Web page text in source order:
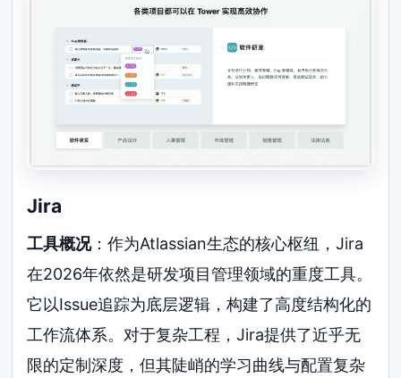
Jira
工具概况：作为Atlassian生态的核心枢纽，Jira
在2026年依然是研发项目管理领域的重度工具。
它以Issue追踪为底层逻辑，构建了高度结构化的
工作流体系。对于复杂工程，Jira提供了近乎无
限的定制深度，但其陡峭的学习曲线与配置复杂